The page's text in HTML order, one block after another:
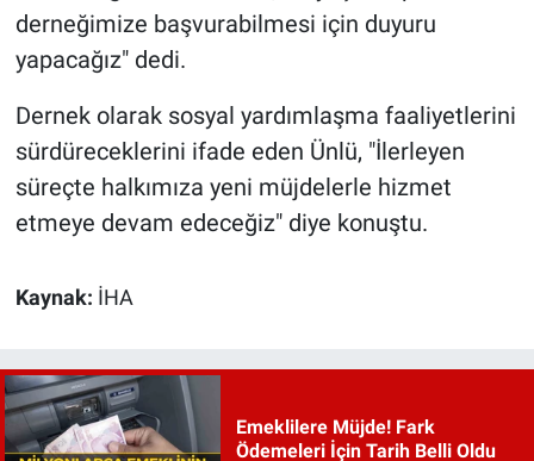
derneğimize başvurabilmesi için duyuru
yapacağız" dedi.
Dernek olarak sosyal yardımlaşma faaliyetlerini
sürdüreceklerini ifade eden Ünlü, "İlerleyen
süreçte halkımıza yeni müjdelerle hizmet
etmeye devam edeceğiz" diye konuştu.
Kaynak: İHA
Emeklilere Müjde! Fark
Ödemeleri İçin Tarih Belli Oldu